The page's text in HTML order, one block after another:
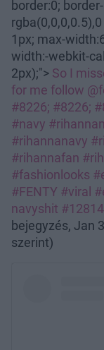
border:0;
1px; max-
width:-webkit-
2px);"> So I
for me follow
#8226; #8226;
#navy
#rihannanavy
#rihannafan
#fashionlooks
#FENTY #viral
navyshit
bejegyzés, Jan
szerint)